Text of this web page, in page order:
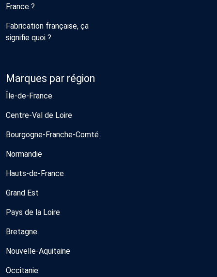
France ?
Fabrication française, ça
signifie quoi ?
Marques par région
Île-de-France
Centre-Val de Loire
Bourgogne-Franche-Comté
Normandie
Hauts-de-France
Grand Est
Pays de la Loire
Bretagne
Nouvelle-Aquitaine
Occitanie